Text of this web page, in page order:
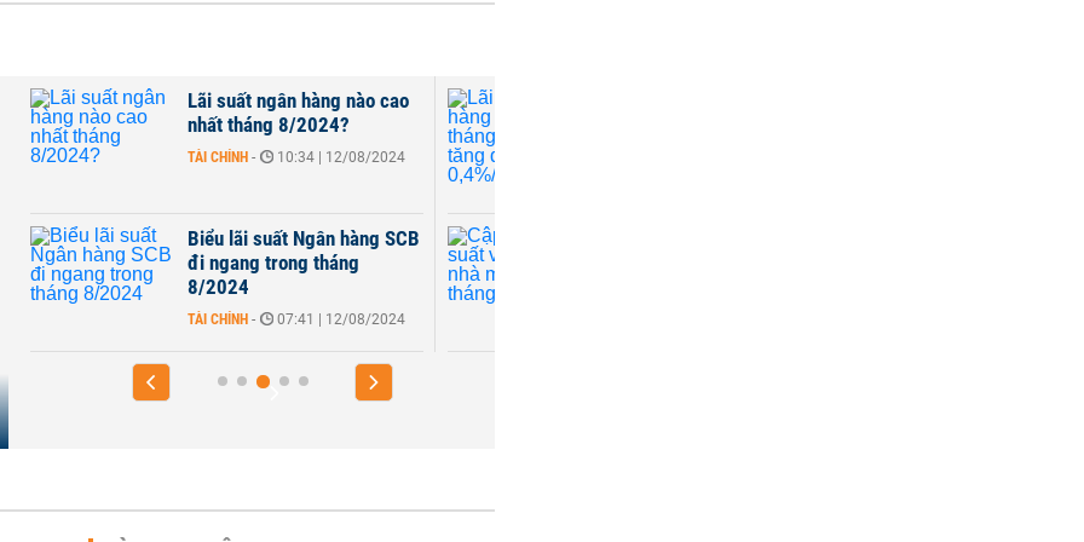
Lãi suất ngân hàng nào cao
nhất tháng 8/2024?
TÀI CHÍNH - 10:34 | 12/08/2024
Biểu lãi suất Ngân hàng SCB
đi ngang trong tháng
8/2024
TÀI CHÍNH - 07:41 | 12/08/2024